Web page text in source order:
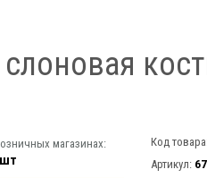
магазинах: Код
Артикул: